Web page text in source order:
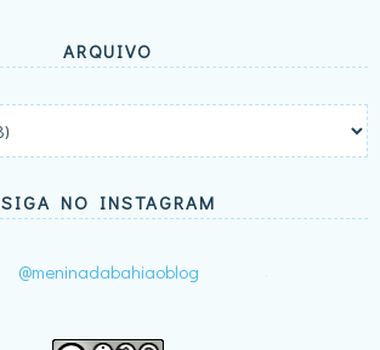
ARQUIVO
SIGA NO INSTAGRAM
@meninadabahiaoblog